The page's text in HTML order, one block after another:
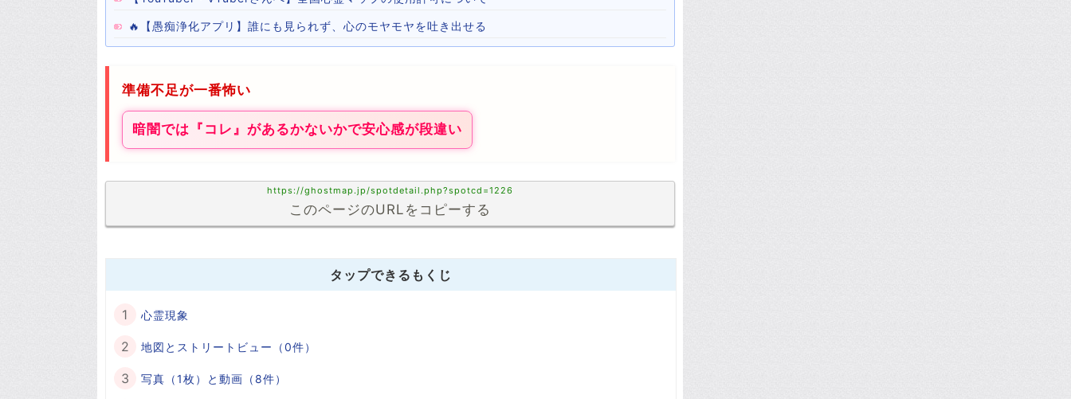
🔥【愚痴浄化アプリ】誰にも見られず、心のモヤモヤを吐き出せる
準備不足が一番怖い
暗闇では『コレ』があるかないかで安心感が段違い
https://ghostmap.jp/spotdetail.php?spotcd=1226
このページのURLをコピーする
タップできるもくじ
心霊現象
地図とストリートビュー（0件）
写真（1枚）と動画（8件）